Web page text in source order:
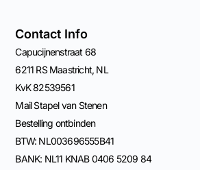
Contact Info
Capucijnenstraat 68
6211 RS Maastricht, NL
KvK 82539561
Mail Stapel van Stenen
Bestelling ontbinden
BTW: NL003696555B41
BANK: NL11 KNAB 0406 5209 84